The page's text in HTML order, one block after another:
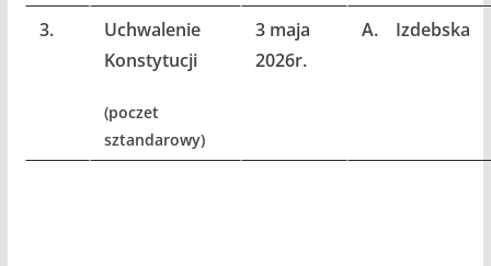
3.
Uchwalenie
Konstytucji
(poczet
sztandarowy)
3 maja
2026r.
A. Izdebska